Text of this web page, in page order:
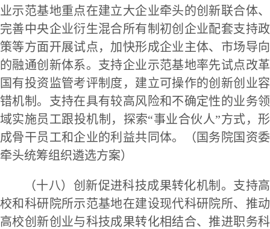
业示范基地重点在建立大企业牵头的创新联合体、
完善中央企业衍生混合所有制初创企业配套支持政
策等方面开展试点，加快形成企业主体、市场导向
的融通创新体系。支持企业示范基地率先试点改革
国有投资监管考评制度，建立可操作的创新创业容
错机制。支持在具有较高风险和不确定性的业务领
域实施员工跟投机制，探索“事业合伙人”方式，形
成骨干员工和企业的利益共同体。（国务院国资委
牵头统筹组织遴选方案）
（十八）创新促进科技成果转化机制。支持高
校和科研院所示范基地在建设现代科研院所、推动
高校创新创业与科技成果转化相结合、推进职务科